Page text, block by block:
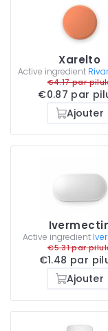
Xarelto
Active ingredient
€4.17 par
€0.87 par
Ajouter
Active ingredient
€5.31 par
€1.48 par
Ajouter